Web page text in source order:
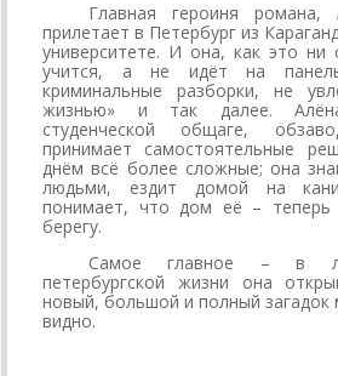
Главная героиня романа,
прилетает в Петербург из
университете. И она, как это ни
учится, а не идёт на
криминальные разборки, не
жизнью» и так далее.
студенческой общаге,
принимает самостоятельные
днём всё более сложные; она
людьми, ездит домой на
понимает, что дом её – теперь
берегу.
Самое главное – в
петербургской жизни она
новый, большой и полный загадок
видно.